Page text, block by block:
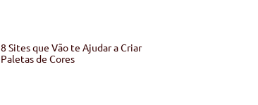
8 Sites que Vão te Ajudar a Criar
Paletas de Cores